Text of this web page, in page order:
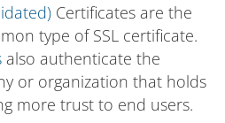
Certificates are the
type of SSL certificate.
also authenticate the
or organization that holds
more trust to end users.